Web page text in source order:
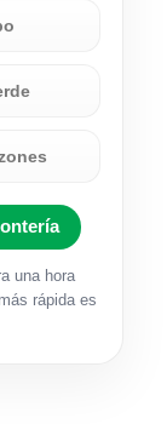
una hora
rápida es